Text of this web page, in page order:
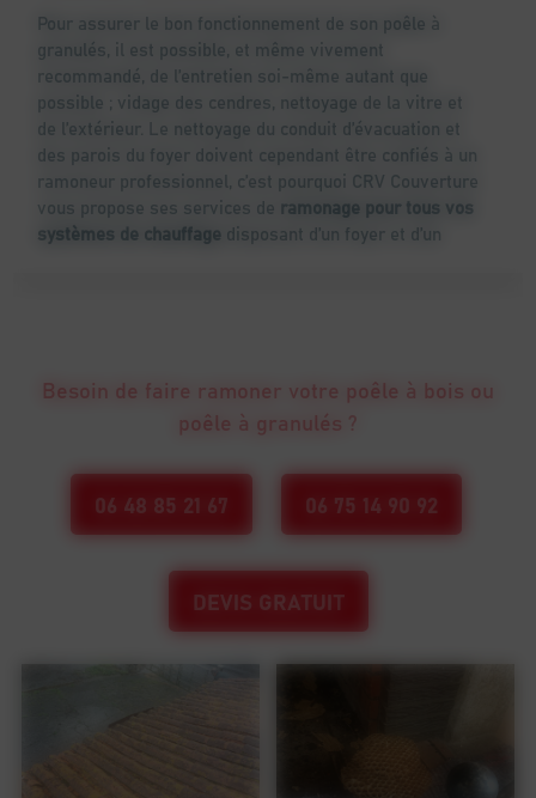
Pour assurer le bon fonctionnement de son poêle à
granulés, il est possible, et même vivement
recommandé, de l’entretien soi-même autant que
possible ; vidage des cendres, nettoyage de la vitre et
de l’extérieur. Le nettoyage du conduit d’évacuation et
des parois du foyer doivent cependant être confiés à un
ramoneur professionnel, c’est pourquoi CRV Couverture
vous propose ses services de ramonage pour tous vos
systèmes de chauffage disposant d’un foyer et d’un
Besoin de faire ramoner votre poêle à bois ou
poêle à granulés ?
06 48 85 21 67 06 75 14 90 92
DEVIS GRATUIT